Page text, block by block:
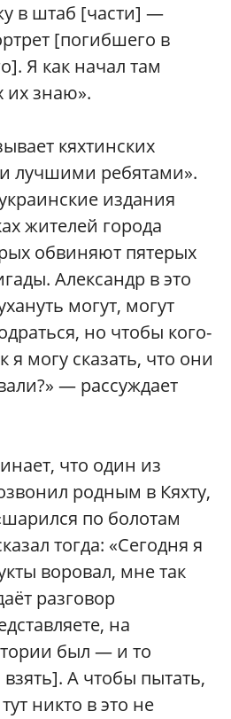
в штаб [части] —
[погибшего в
Я как начал там
их знаю».
кяхтинских
лучшими ребятами».
издания
жителей города
обвиняют пятерых
Александр в это
могут, могут
но чтобы кого-
я могу сказать, что они
— рассуждает
что один из
родным в Кяхту,
по болотам
тогда: «Сегодня я
воровал, мне так
разговор
на
был — и то
взять]. А чтобы пытать,
никто в это не